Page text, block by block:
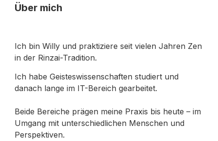
Über mich
Ich bin Willy und praktiziere seit vielen Jahren Zen
in der Rinzai-Tradition.
Ich habe Geisteswissenschaften studiert und
danach lange im IT-Bereich gearbeitet.
Beide Bereiche prägen meine Praxis bis heute – im
Umgang mit unterschiedlichen Menschen und
Perspektiven.